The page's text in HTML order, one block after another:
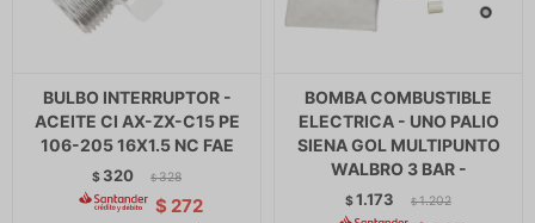
BULBO INTERRUPTOR -
ACEITE CI AX-ZX-C15 PE
106-205 16X1.5 NC FAE
$ 320 $ 328
$ 272
BOMBA COMBUSTIBLE
ELECTRICA - UNO PALIO
SIENA GOL MULTIPUNTO
WALBRO 3 BAR -
$1.173 $ 1.202